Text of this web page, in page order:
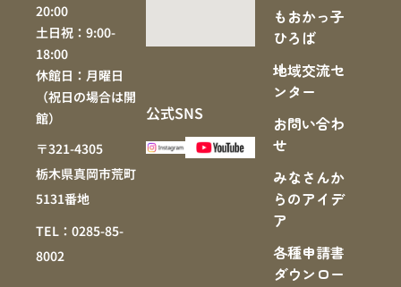
20:00
土日祝：9:00-
18:00
休館日：月曜日
（祝日の場合は開
館）
〒321-4305
栃木県真岡市荒町
5131番地
TEL：0285-85-
8002
公式SNS
もおかっ子
ひろば
地域交流セ
ンター
お問い合わ
せ
みなさんか
らのアイデ
ア
各種申請書
ダウンロー